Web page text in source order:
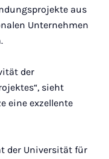
aus
Unternehmen
der
sieht
eine exzellente
der Universität für